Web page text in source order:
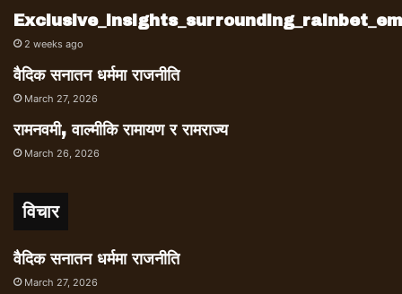
2 weeks ago
वैदिक सनातन धर्ममा राजनीति
March 27, 2026
रामनवमी, वाल्मीकि रामायण र रामराज्य
March 26, 2026
विचार
वैदिक सनातन धर्ममा राजनीति
March 27, 2026